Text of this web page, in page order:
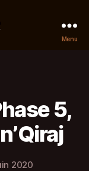
Menu
5,
2020